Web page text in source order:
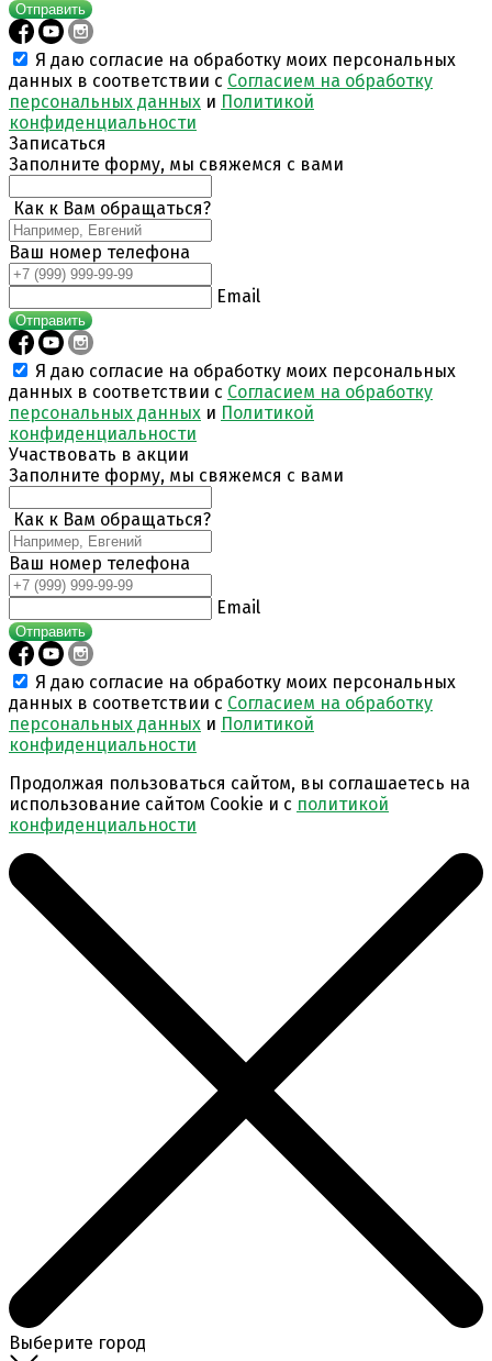
Отправить
Я даю согласие на обработку моих персональных
данных в соответствии с Согласием на обработку
персональных данных и Политикой
конфиденциальности
Записаться
Заполните форму, мы свяжемся с вами
Как к Вам обращаться?
Ваш номер телефона
Email
Отправить
Я даю согласие на обработку моих персональных
данных в соответствии с Согласием на обработку
персональных данных и Политикой
конфиденциальности
Участвовать в акции
Заполните форму, мы свяжемся с вами
Как к Вам обращаться?
Ваш номер телефона
Email
Отправить
Я даю согласие на обработку моих персональных
данных в соответствии с Согласием на обработку
персональных данных и Политикой
конфиденциальности
Продолжая пользоваться сайтом, вы соглашаетесь на
использование сайтом Cookie и с политикой
конфиденциальности
Выберите город